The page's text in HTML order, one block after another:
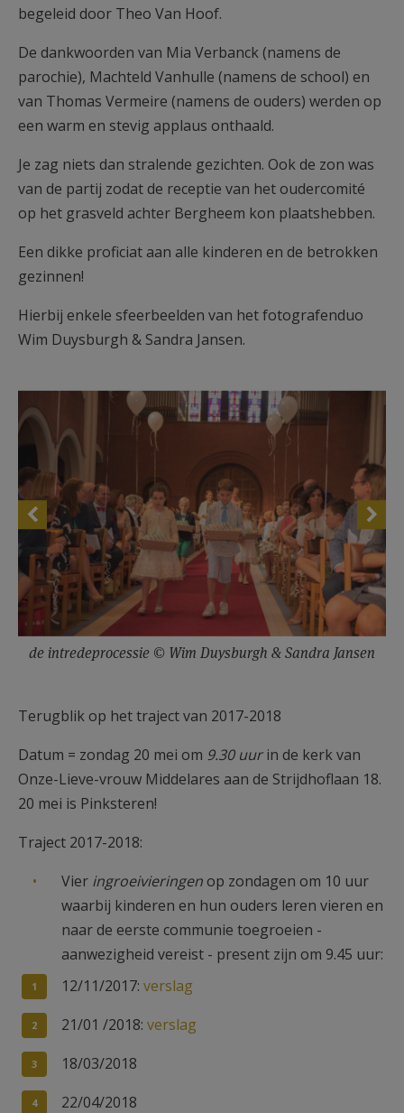
begeleid door Theo Van Hoof.
De dankwoorden van Mia Verbanck (namens de
parochie), Machteld Vanhulle (namens de school) en
van Thomas Vermeire (namens de ouders) werden op
een warm en stevig applaus onthaald.
Je zag niets dan stralende gezichten. Ook de zon was
van de partij zodat de receptie van het oudercomité
op het grasveld achter Bergheem kon plaatshebben.
Een dikke proficiat aan alle kinderen en de betrokken
gezinnen!
Hierbij enkele sfeerbeelden van het fotografenduo
Wim Duysburgh & Sandra Jansen.
de intredeprocessie © Wim Duysburgh & Sandra Jansen
Terugblik op het traject van 2017-2018
Datum = zondag 20 mei om 9.30 uurin de kerk van
Onze-Lieve-vrouw Middelares aan de Strijdhoflaan 18.
20 mei is Pinksteren!
Traject 2017-2018:
Vier ingroeivieringenop zondagen om 10 uur
waarbij kinderen en hun ouders leren vieren en
naar de eerste communie toegroeien -
aanwezigheid vereist - present zijn om 9.45 uur:
12/11/2017: verslag
21/01 /2018: verslag
18/03/2018
22/04/2018